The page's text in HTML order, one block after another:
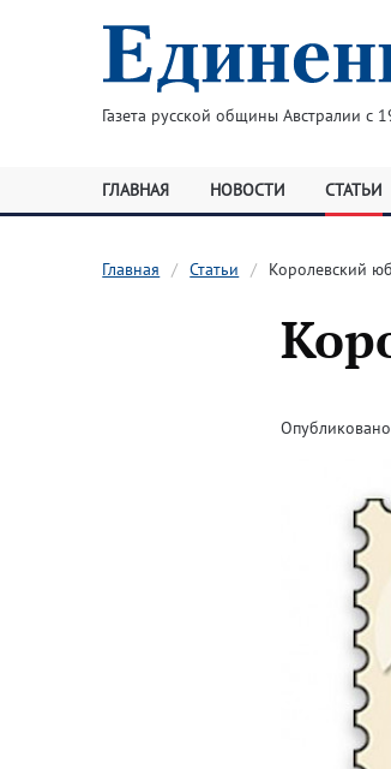
Газета русской общины Австралии с
ГЛАВНАЯ НОВОСТИ СТАТЬИ
Главная Статьи Королевский